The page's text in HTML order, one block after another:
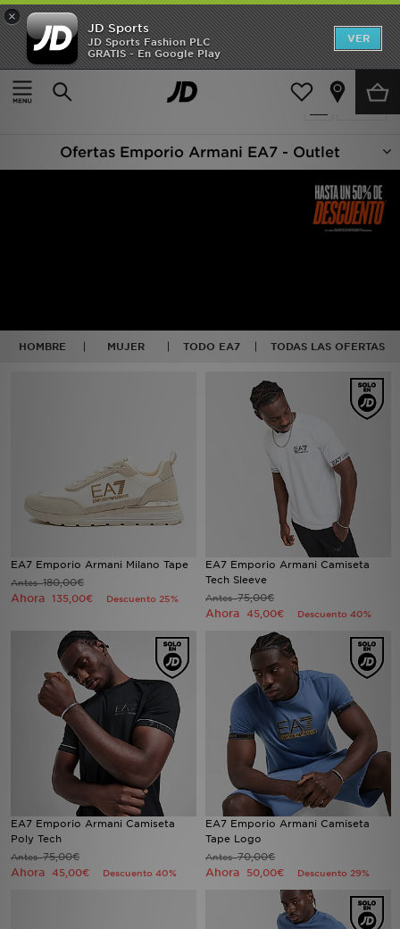
×
JD Sports
JD Sports Fashion PLC
GRATIS - En Google Play
VER
Página principal
Oferta | EA7 Emporio Armani
40 productos encontrados
Ofertas Emporio Armani EA7 - Outlet
HOMBRE MUJER TODO EA7 TODAS LAS OFERTAS
EA7 Emporio Armani Milano Tape
Antes180,00€
Ahora 135,00€ Descuento 25%
EA7 Emporio Armani Camiseta
Tech Sleeve
Antes75,00€
Ahora 45,00€ Descuento 40%
EA7 Emporio Armani Camiseta
Poly Tech
Antes75,00€
Ahora 45,00€ Descuento 40%
EA7 Emporio Armani Camiseta
Tape Logo
Antes70,00€
Ahora 50,00€ Descuento 29%
Hombre
Mujer
Accesorios